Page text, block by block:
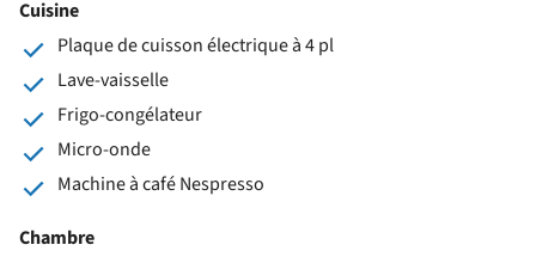
Cuisine
Plaque de cuisson électrique à 4 pl
Lave-vaisselle
Frigo-congélateur
Micro-onde
Machine à café Nespresso
Chambre